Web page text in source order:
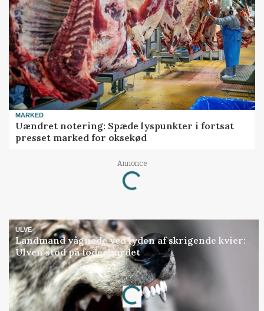
MARKED
Uændret notering: Spæde lyspunkter i fortsat
presset marked for oksekød
Annonce
Loading...
ULVE
Landmand vågnede ved lyden af skrigende kvier:
Ulven stod på foderbordet
Annonce
Loading...